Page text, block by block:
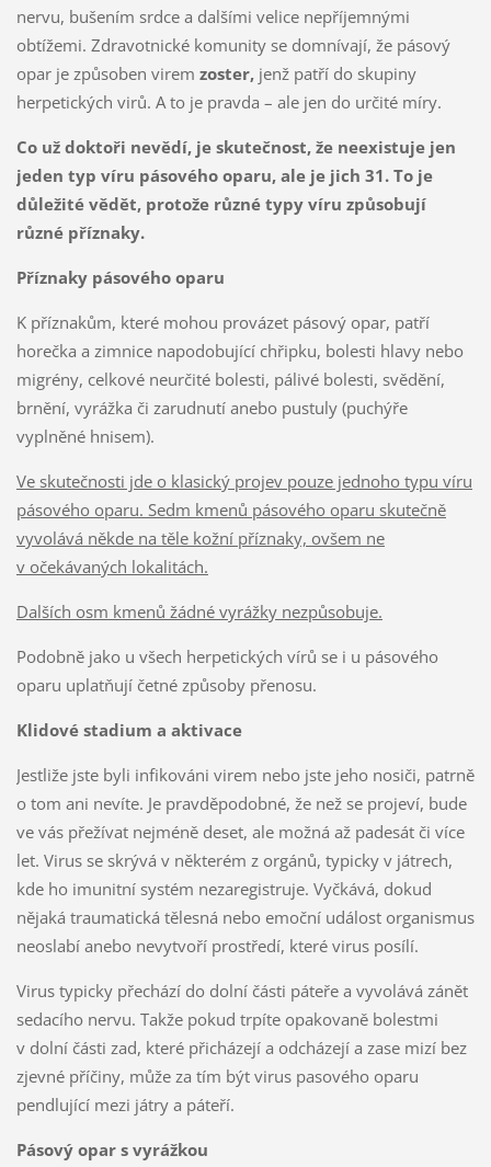
nervu, bušením srdce a dalšími velice nepříjemnými
obtížemi. Zdravotnické komunity se domnívají, že pásový
opar je způsoben virem zoster, jenž patří do skupiny
herpetických virů. A to je pravda – ale jen do určité míry.
Co už doktoři nevědí, je skutečnost, že neexistuje jen
jeden typ víru pásového oparu, ale je jich 31. To je
důležité vědět, protože různé typy víru způsobují
různé příznaky.
Příznaky pásového oparu
K příznakům, které mohou provázet pásový opar, patří
horečka a zimnice napodobující chřipku, bolesti hlavy nebo
migrény, celkové neurčité bolesti, pálivé bolesti, svědění,
brnění, vyrážka či zarudnutí anebo pustuly (puchýře
vyplněné hnisem).
Ve skutečnosti jde o klasický projev pouze jednoho typu víru
pásového oparu. Sedm kmenů pásového oparu skutečně
vyvolává někde na těle kožní příznaky, ovšem ne
v očekávaných lokalitách.
Dalších osm kmenů žádné vyrážky nezpůsobuje.
Podobně jako u všech herpetických vírů se i u pásového
oparu uplatňují četné způsoby přenosu.
Klidové stadium a aktivace
Jestliže jste byli infikováni virem nebo jste jeho nosiči, patrně
o tom ani nevíte. Je pravděpodobné, že než se projeví, bude
ve vás přežívat nejméně deset, ale možná až padesát či více
let. Virus se skrývá v některém z orgánů, typicky v játrech,
kde ho imunitní systém nezaregistruje. Vyčkává, dokud
nějaká traumatická tělesná nebo emoční událost organismus
neoslabí anebo nevytvoří prostředí, které virus posílí.
Virus typicky přechází do dolní části páteře a vyvolává zánět
sedacího nervu. Takže pokud trpíte opakovaně bolestmi
v dolní části zad, které přicházejí a odcházejí a zase mizí bez
zjevné příčiny, může za tím být virus pasového oparu
pendlující mezi játry a páteří.
Pásový opar s vyrážkou